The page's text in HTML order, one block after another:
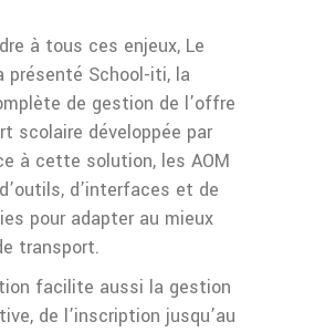
à tous ces enjeux, Le
présenté School-iti, la
de gestion de l’offre
scolaire développée par
à cette solution, les AOM
d’interfaces et de
pour adapter au mieux
transport.
facilite aussi la gestion
de l’inscription jusqu’au